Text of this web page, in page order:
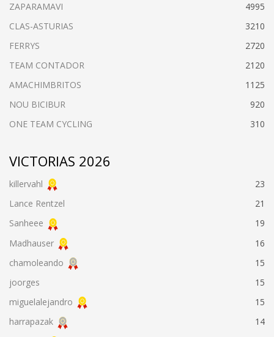
ZAPARAMAVI
4995
CLAS-ASTURIAS
3210
FERRYS
2720
TEAM CONTADOR
2120
AMACHIMBRITOS
1125
NOU BICIBUR
920
ONE TEAM CYCLING
310
VICTORIAS 2026
killervahl
23
Lance Rentzel
21
Sanheee
19
Madhauser
16
chamoleando
15
joorges
15
miguelalejandro
15
harrapazak
14